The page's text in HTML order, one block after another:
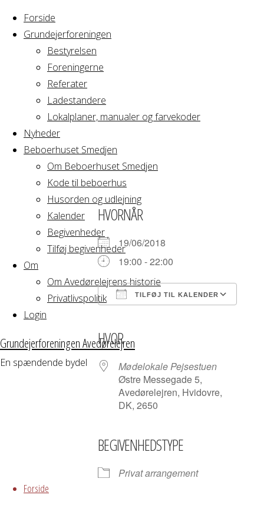
Forside
Grundejerforeningen
Bestyrelsen
Foreningerne
Referater
Ladestandere
Lokalplaner, manualer og farvekoder
Nyheder
Beboerhuset Smedjen
Om Beboerhuset Smedjen
Kode til beboerhus
Husorden og udlejning
Kalender
Begivenheder
Tilføj begivenheder
Om
Om Avedørelejrens historie
Privatlivspolitik
Login
Grundejerforeningen Avedørelejren
En spændende bydel
Forside
Home
Arrangement
Bestyrelsesmøde
Messegården
Messegården
HVORNÅR
19/06/2018
19:00 - 22:00
TILFØJ TIL KALENDER
HVOR
Mødelokale Pejsestuen
Østre Messegade 5,
Avedørelejren, Hvidovre,
DK, 2650
BEGIVENHEDSTYPE
Privat arrangement